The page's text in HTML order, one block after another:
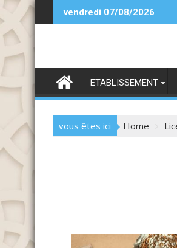
Skip
to
vendredi 07/08/2026
برسم السنة الجامعية 2026-2027
ETABLISSEMENT
vous êtes ici Home